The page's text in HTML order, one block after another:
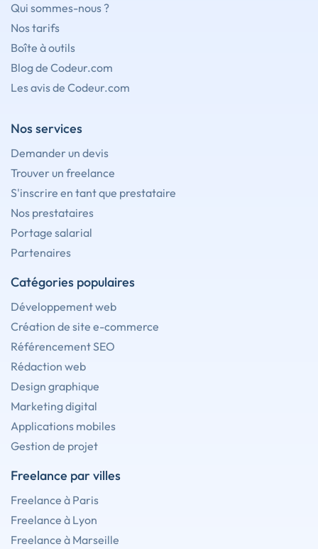
Qui sommes-nous ?
Nos tarifs
Boîte à outils
Blog de Codeur.com
Les avis de Codeur.com
Nos services
Demander un devis
Trouver un freelance
S'inscrire en tant que prestataire
Nos prestataires
Portage salarial
Partenaires
Catégories populaires
Développement web
Création de site e-commerce
Référencement SEO
Rédaction web
Design graphique
Marketing digital
Applications mobiles
Gestion de projet
Freelance par villes
Freelance à Paris
Freelance à Lyon
Freelance à Marseille